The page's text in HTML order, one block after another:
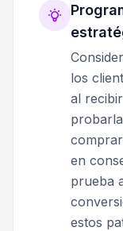
los
al
en
prueba
estos